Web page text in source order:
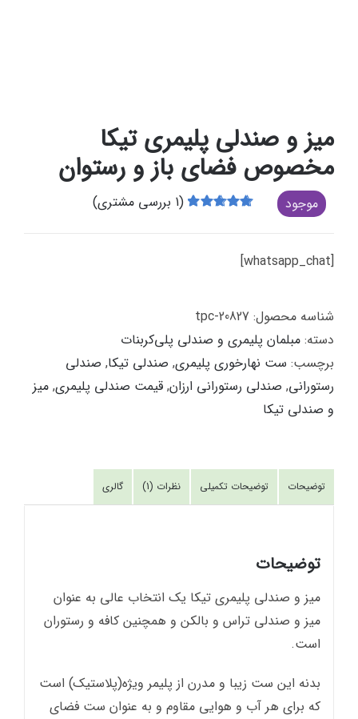
میز و صندلی پلیمری تیکا
مخصوص فضای باز و رستوان
موجود
مشتری
(
1 بررسی مشتری)
[whatsapp_chat]
شناسه محصول: tpc-20827
دسته: مبلمان پلیمری و صندلی پلی‌کربنات
برچسب: ست نهارخوری پلیمری, صندلی تیکا, صندلی
رستورانی, صندلی رستورانی ارزان, قیمت صندلی پلیمری, میز
و صندلی تیکا
توضیحات توضیحات تکمیلی نظرات (1) گالری
توضیحات
میز و صندلی پلیمری تیکا یک انتخاب عالی به عنوان
میز و صندلی تراس و بالکن و همچنین کافه و رستوران
است.
بدنه این ست زیبا و مدرن از پلیمر ویژه(پلاستیک) است
که برای هر آب و هوایی مقاوم و به عنوان ست فضای